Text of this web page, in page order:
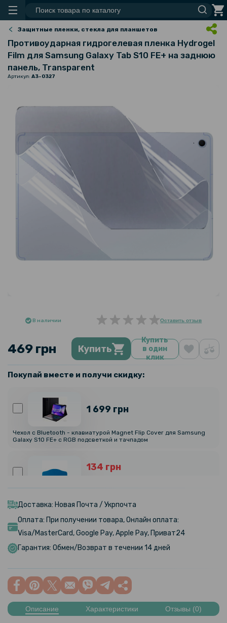
Защитные пленки, стекла для планшетов
Противоударная гидрогелевая пленка Hydrogel
Film для Samsung Galaxy Tab S10 FE+ на заднюю
панель, Transparent
Артикул: A3-0327
В наличии Оставить отзыв
469 грн Купить
Купить
в один
клик
Покупай вместе и получи скидку:
1 699 грн
Чехол с Bluetooth - клавиатурой Magnet Flip Cover для Samsung
Galaxy S10 FE+ с RGB подсветкой и тачпадом
134 грн
341 грн
379 грн
Прозрачный силиконовый чехол TPU для Samsung Galaxy Tab S10
375 грн
469 грн
Противоударная гидрогелевая пленка Hydrogel Film для Samsung
Доставка: Новая Почта / Укрпочта
Оплата: При получении товара, Онлайн оплата:
Visa/MasterCard, Google Pay, Apple Pay, Приват24
Гарантия: Обмен/Возврат в течении 14 дней
Описание Характеристики Отзывы (0)